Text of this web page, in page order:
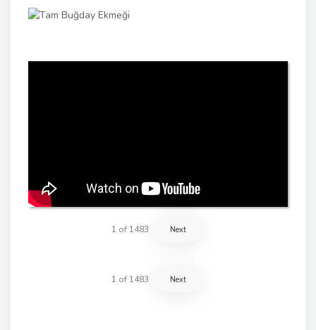
1 of 1483 Next
1 of 1483 Next